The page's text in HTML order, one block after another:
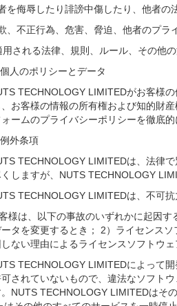
を侮辱したり誹謗中傷したり、他者の
、不正行為、危害、脅迫、他者のプラ
用される法律、規則、ルール、その他
個人のポリシーとデータ
TECHNOLOGY LIMITEDがお客様
お客様の情報の所有権および知的財
ームのプライバシーポリシーを徹底的
例外条項
TECHNOLOGY LIMITEDは、法律
しますが、NUTS TECHNOLOGY
TECHNOLOGY LIMITEDは、不可
様は、以下の事故のいずれかに起因
タを変更するとき； 2）ライセンス
ない理由によるライセンスソフトウェ
TECHNOLOGY LIMITEDによって
可されていないもので、違法なソフト
。NUTS TECHNOLOGY LIMITEDはそ